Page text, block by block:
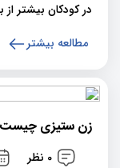
در کودکان بیشتر از
مطالعه بیشتر
زن ستیزی چیست؟
0 نظر